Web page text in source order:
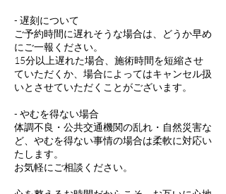
- 遅刻について
ご予約時間に遅れそうな場合は、どうか早め
にご一報ください。
15分以上遅れた場合、施術時間を短縮させ
ていただくか、場合によってはキャンセル扱
いとさせていただくことがございます。
- やむを得ない場合
体調不良・公共交通機関の乱れ・自然災害な
ど、やむを得ない事情の場合は柔軟に対応い
たします。
お気軽にご相談ください。